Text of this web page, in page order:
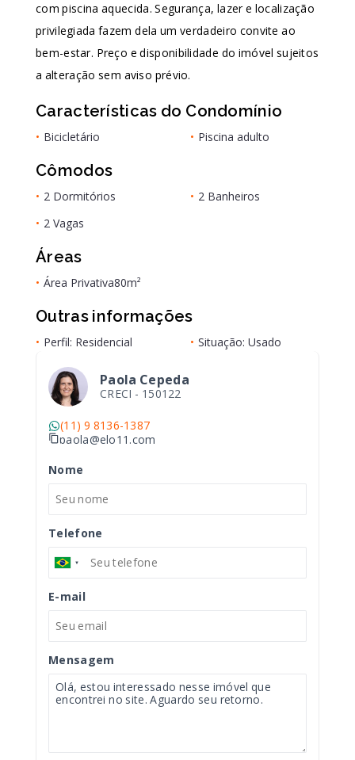
com piscina aquecida. Segurança, lazer e localização
privilegiada fazem dela um verdadeiro convite ao
bem-estar. Preço e disponibilidade do imóvel sujeitos
a alteração sem aviso prévio.
Características do Condomínio
• Bicicletário • Piscina adulto
Cômodos
• 2 Dormitórios • 2 Banheiros
• 2 Vagas
Áreas
• Área Privativa80m²
Outras informações
• Perfil: Residencial • Situação: Usado
Paola Cepeda
CRECI - 150122
(11) 9 8136-1387
paola@elo11.com
Nome
Telefone
E-mail
Mensagem